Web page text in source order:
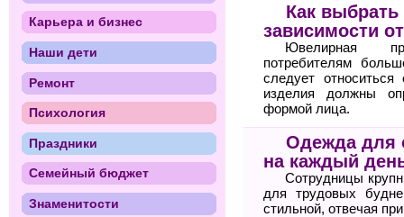
Как
зависимости
Ювелирная
потребителям
следует
изделия должны
формой лица.
Одежда для
на каждый
Сотрудницы
для трудовых
стильной, отвечая
Карьера и бизнес
Наши дети
Ремонт
Психология
Праздники
Семейный бюджет
Знаменитости